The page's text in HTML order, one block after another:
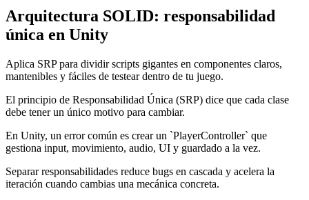
Arquitectura SOLID: responsabilidad
única en Unity
Aplica SRP para dividir scripts gigantes en componentes claros,
mantenibles y fáciles de testear dentro de tu juego.
El principio de Responsabilidad Única (SRP) dice que cada clase
debe tener un único motivo para cambiar.
En Unity, un error común es crear un `PlayerController` que
gestiona input, movimiento, audio, UI y guardado a la vez.
Separar responsabilidades reduce bugs en cascada y acelera la
iteración cuando cambias una mecánica concreta.